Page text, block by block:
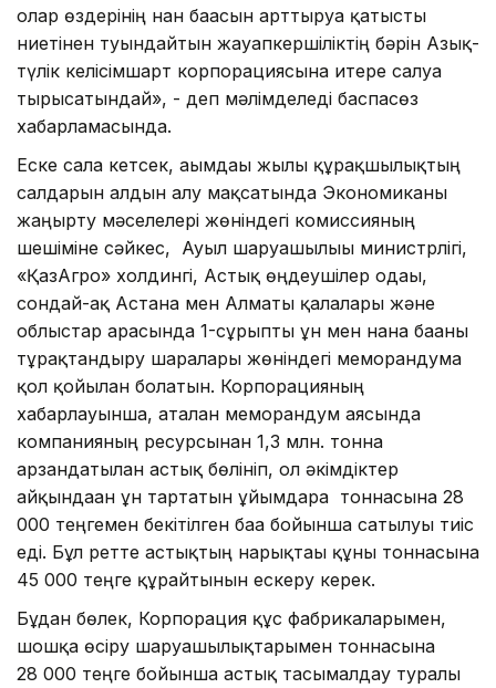
олар өздерінің нан бағасын арттыруға қатысты
ниетінен туындайтын жауапкершіліктің бәрін Азық-
түлік келісімшарт корпорациясына итере салуға
тырысатындай», - деп мәлімделеді баспасөз
хабарламасында.
Еске сала кетсек, ағымдағы жылғы құрғақшылықтың
салдарын алдын алу мақсатында Экономиканы
жаңғырту мәселелері жөніндегі комиссияның
шешіміне сәйкес, Ауыл шаруашылығы министрлігі,
«ҚазАгро» холдингі, Астық өңдеушілер одағы,
сондай-ақ Астана мен Алматы қалалары және
облыстар арасында 1-сұрыпты ұн мен нанға бағаны
тұрақтандыру шаралары жөніндегі меморандумға
қол қойылған болатын. Корпорацияның
хабарлауынша, аталған меморандум аясында
компанияның ресурсынан 1,3 млн. тонна
арзандатылған астық бөлініп, ол әкімдіктер
айқындаған ұн тартатын ұйымдарға тоннасына 28
000 теңгемен бекітілген баға бойынша сатылуы тиіс
еді. Бұл ретте астықтың нарықтағы құны тоннасына
45 000 теңге құрайтынын ескеру керек.
Бұдан бөлек, Корпорация құс фабрикаларымен,
шошқа өсіру шаруашылықтарымен тоннасына
28 000 теңге бойынша астық тасымалдау туралы